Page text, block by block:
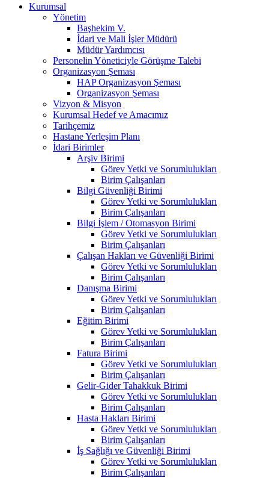
Kurumsal
Yönetim
Başhekim V.
İdari ve Mali İşler Müdürü
Müdür Yardımcısı
Personelin Yöneticiyle Görüşme Talebi
Organizasyon Şeması
HAP Organizasyon Şeması
Organizasyon Şeması
Vizyon & Misyon
Kurumsal Hedef ve Amacımız
Tarihçemiz
Hastane Yerleşim Planı
İdari Birimler
Arşiv Birimi
Görev Yetki ve Sorumlulukları
Birim Çalışanları
Bilgi Güvenliği Birimi
Görev Yetki ve Sorumlulukları
Birim Çalışanları
Bilgi İşlem / Otomasyon Birimi
Görev Yetki ve Sorumlulukları
Birim Çalışanları
Çalışan Hakları ve Güvenliği Birimi
Görev Yetki ve Sorumlulukları
Birim Çalışanları
Danışma Birimi
Görev Yetki ve Sorumlulukları
Birim Çalışanları
Eğitim Birimi
Görev Yetki ve Sorumlulukları
Birim Çalışanları
Fatura Birimi
Görev Yetki ve Sorumlulukları
Birim Çalışanları
Gelir-Gider Tahakkuk Birimi
Görev Yetki ve Sorumlulukları
Birim Çalışanları
Hasta Hakları Birimi
Görev Yetki ve Sorumlulukları
Birim Çalışanları
İş Sağlığı ve Güvenliği Birimi
Görev Yetki ve Sorumlulukları
Birim Çalışanları